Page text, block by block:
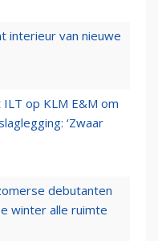
interieur van nieuwe
op KLM E&M om
‘Zwaar
debutanten
winter alle ruimte